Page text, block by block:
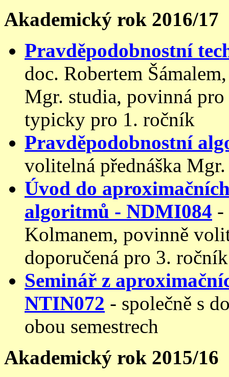
Akademický rok 2016/17
Pravděpodobnostní
doc. Robertem
Mgr. studia, povinná
typicky pro 1. ročník
Pravděpodobnostní
volitelná přednáška
Úvod do
algoritmů - NDMI084 -
Kolmanem, povinně
doporučená pro 3. ročník
Seminář z
NTIN072 - společně s
obou semestrech
Akademický rok 2015/16